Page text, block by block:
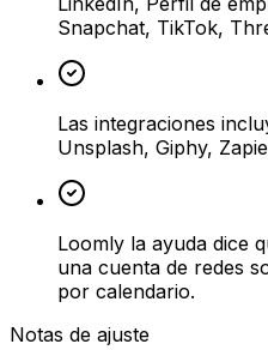
Snapchat, TikTok,
Las integraciones
Unsplash, Giphy,
Loomly la ayuda dice
una cuenta de redes
por calendario.
Notas de ajuste